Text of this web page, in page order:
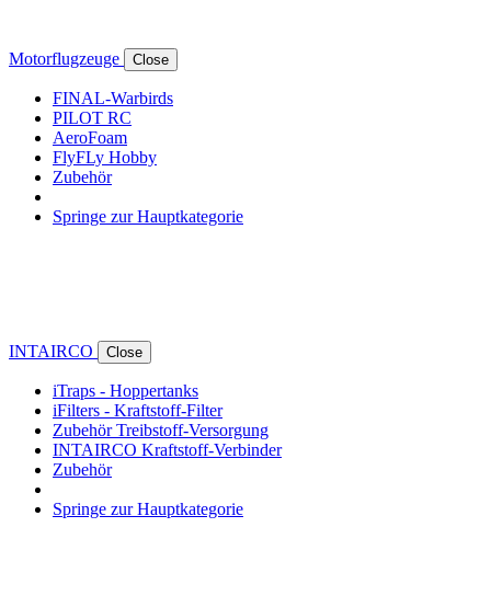
Motorflugzeuge Close
FINAL-Warbirds
PILOT RC
AeroFoam
FlyFLy Hobby
Zubehör
Springe zur Hauptkategorie
INTAIRCO Close
iTraps - Hoppertanks
iFilters - Kraftstoff-Filter
Zubehör Treibstoff-Versorgung
INTAIRCO Kraftstoff-Verbinder
Zubehör
Springe zur Hauptkategorie